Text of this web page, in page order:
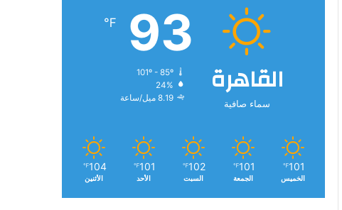
القاهرة
سماء صافية
93
℉
101º - 85º
24%
8.19 ميل/ساعة
101
℉
الخميس
101
℉
الجمعة
102
℉
السبت
101
℉
الأحد
104
℉
الأثنين